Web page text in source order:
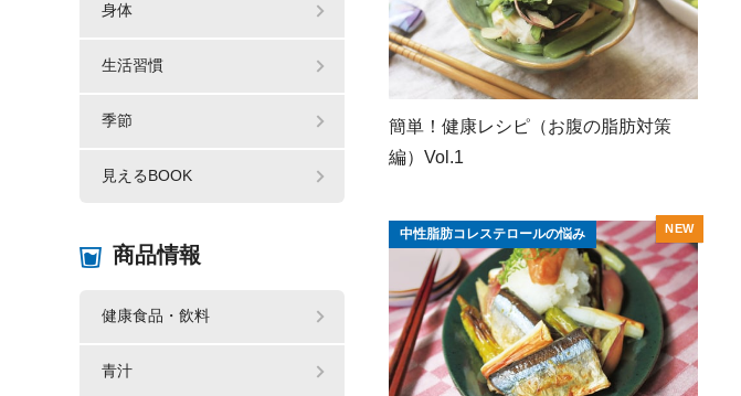
身体
生活習慣
季節
見えるBOOK
商品情報
健康食品・飲料
青汁
簡単！健康レシピ（お腹の脂肪対策
編）Vol.1
中性脂肪コレステロールの悩み